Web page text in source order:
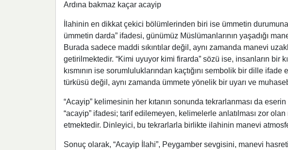
Ardına bakmaz kaçar acayip
İlahinin en dikkat çekici bölümlerinden biri ise ümmetin
ümmetin darda” ifadesi, günümüz Müslümanlarının yaşadığı
Burada sadece maddi sıkıntılar değil, aynı zamanda manevi
getirilmektedir. “Kimi uyuyor kimi firarda” sözü ise, insanların bir
kısmının ise sorumluluklarından kaçtığını sembolik bir dille
türküsü değil, aynı zamanda ümmete yönelik bir uyarı ve
“Acayip” kelimesinin her kıtanın sonunda tekrarlanması da
“acayip” ifadesi; tarif edilemeyen, kelimelerle anlatılması zor
etmektedir. Dinleyici, bu tekrarlarla birlikte ilahinin manevi
Sonuç olarak, “Acayip İlahi”, Peygamber sevgisini, manevi